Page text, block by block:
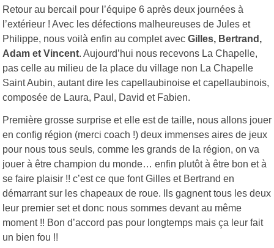
Retour au bercail pour l’équipe 6 après deux journées à
l’extérieur ! Avec les défections malheureuses de Jules et
Philippe, nous voilà enfin au complet avec Gilles, Bertrand,
Adam et Vincent. Aujourd’hui nous recevons La Chapelle,
pas celle au milieu de la place du village non La Chapelle
Saint Aubin, autant dire les capellaubinoise et capellaubinois,
composée de Laura, Paul, David et Fabien.
Première grosse surprise et elle est de taille, nous allons jouer
en config région (merci coach !) deux immenses aires de jeux
pour nous tous seuls, comme les grands de la région, on va
jouer à être champion du monde… enfin plutôt à être bon et à
se faire plaisir !! c’est ce que font Gilles et Bertrand en
démarrant sur les chapeaux de roue. Ils gagnent tous les deux
leur premier set et donc nous sommes devant au même
moment !! Bon d’accord pas pour longtemps mais ça leur fait
un bien fou !!